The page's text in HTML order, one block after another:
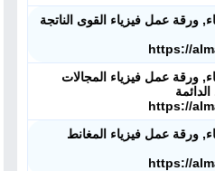
ورقة عمل فيزياء القوى الناتجة
https://
ورقة عمل فيزياء المجالات
https://
ورقة عمل فيزياء المغانط
https://